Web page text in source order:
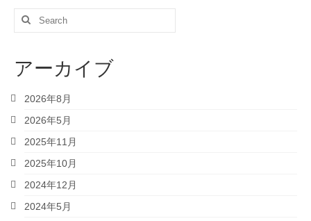
研究室アシスタント紹介
SA採用情報
カリキュラム
カリキュラム
SFCのドイツ語教育
学生プロジェクト紹介
教材
履修者向け情報
Search
アーカイブ
2026年8月
2026年5月
2025年11月
2025年10月
2024年12月
2024年5月